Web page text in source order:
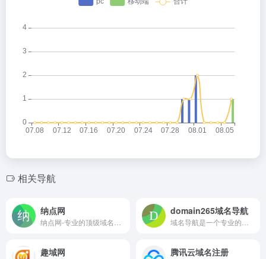
相关导航
纳点网 domain265域名导航
趣域网 腾讯云域名注册